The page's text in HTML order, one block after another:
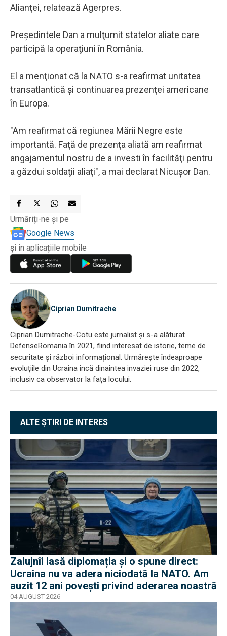
Alianţei, relatează Agerpres.
Preşedintele Dan a mulţumit statelor aliate care
participă la operaţiuni în România.
El a menţionat că la NATO s-a reafirmat unitatea
transatlantică şi continuarea prezenţei americane
în Europa.
"Am reafirmat că regiunea Mării Negre este
importantă. Faţă de prezenţa aliată am reafirmat
angajamentul nostru de a investi în facilităţi pentru
a găzdui soldaţii aliaţi", a mai declarat Nicuşor Dan.
Urmăriți-ne și pe
Google News
și în aplicațiile mobile
Ciprian Dumitrache
Ciprian Dumitrache-Cotu este jurnalist și s-a alăturat
DefenseRomania în 2021, fiind interesat de istorie, teme de
securitate și război informațional. Urmărește îndeaproape
evoluțiile din Ucraina încă dinaintea invaziei ruse din 2022,
inclusiv ca observator la fața locului.
ALTE ȘTIRI DE INTERES
Zalujnîi lasă diplomația și o spune direct:
Ucraina nu va adera niciodată la NATO. Am
auzit 12 ani povești privind aderarea noastră
04 AUGUST 2026